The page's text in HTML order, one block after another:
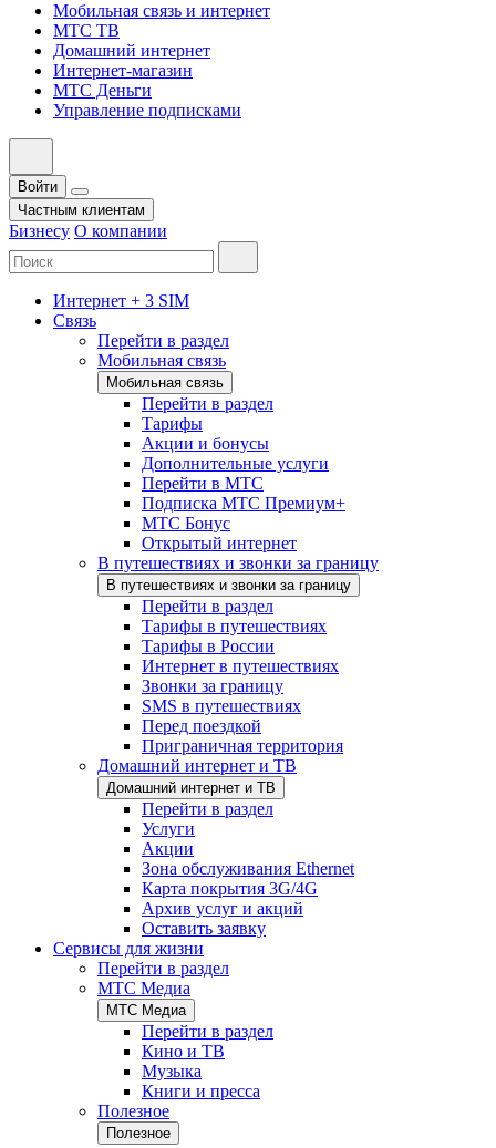
Мобильная связь и интернет
МТС ТВ
Домашний интернет
Интернет-магазин
МТС Деньги
Управление подписками
Войти
Частным клиентам
Бизнесу О компании
Интернет + 3 SIM
Связь
Перейти в раздел
Мобильная связь
Мобильная связь
Перейти в раздел
Тарифы
Акции и бонусы
Дополнительные услуги
Перейти в МТС
Подписка МТС Премиум+
МТС Бонус
Открытый интернет
В путешествиях и звонки за границу
В путешествиях и звонки за границу
Перейти в раздел
Тарифы в путешествиях
Тарифы в России
Интернет в путешествиях
Звонки за границу
SMS в путешествиях
Перед поездкой
Приграничная территория
Домашний интернет и ТВ
Домашний интернет и ТВ
Перейти в раздел
Услуги
Акции
Зона обслуживания Ethernet
Карта покрытия 3G/4G
Архив услуг и акций
Оставить заявку
Сервисы для жизни
Перейти в раздел
МТС Медиа
МТС Медиа
Перейти в раздел
Кино и ТВ
Музыка
Книги и пресса
Полезное
Полезное